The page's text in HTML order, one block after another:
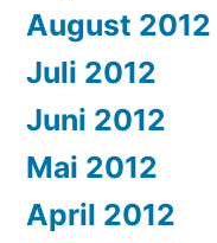
August 2012
Juli 2012
Juni 2012
Mai 2012
April 2012